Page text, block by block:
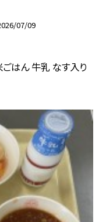
07/09
はん 牛乳 なす入り